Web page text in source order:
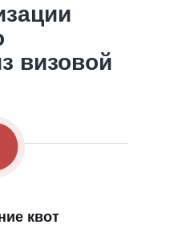
визовой
квот